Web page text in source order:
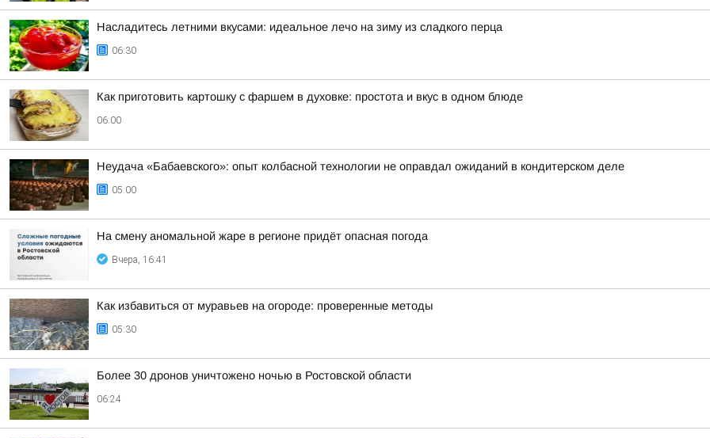
Насладитесь летними вкусами: идеальное лечо на зиму из сладкого перца
06:30
Как приготовить картошку с фаршем в духовке: простота и вкус в одном блюде
06:00
Неудача «Бабаевского»: опыт колбасной технологии не оправдал ожиданий в кондитерском деле
05:00
На смену аномальной жаре в регионе придёт опасная погода
Вчера, 16:41
Как избавиться от муравьев на огороде: проверенные методы
05:30
Более 30 дронов уничтожено ночью в Ростовской области
06:24